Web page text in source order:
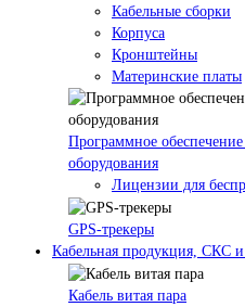
Кабельные сборки
Корпуса
Кронштейны
Материнские платы
Программное обеспечение
оборудования
Лицензии для
GPS-трекеры
Кабельная продукция, СКС
Кабель витая пара